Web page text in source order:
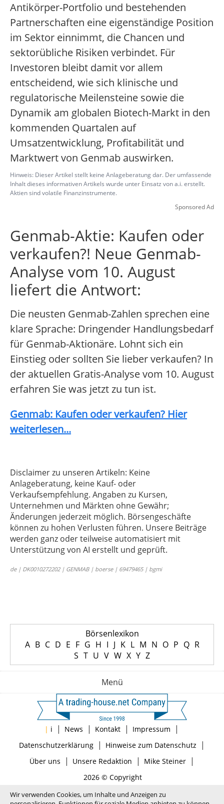
Antikörper-Portfolio und bestehenden
Partnerschaften eine eigenständige Position
im Sektor einnimmt, die Chancen und
sektorübliche Risiken verbindet. Für
Investoren bleibt damit vor allem
entscheidend, wie sich klinische und
regulatorische Meilensteine sowie die
Dynamik am globalen Biotech-Markt in den
kommenden Quartalen auf
Umsatzentwicklung, Profitabilität und
Marktwert von Genmab auswirken.
Hinweis: Dieser Artikel stellt keine Anlageberatung dar. Der umfassende
Inhalt dieses informativen Artikels wurde unter Einsatz von a.i. erstellt.
Aktien sind volatile Finanzinstrumente.
Sponsored Ad
Genmab-Aktie: Kaufen oder
verkaufen?! Neue Genmab-
Analyse vom 10. August
liefert die Antwort:
Die neusten Genmab-Zahlen sprechen eine
klare Sprache: Dringender Handlungsbedarf
für Genmab-Aktionäre. Lohnt sich ein
Einstieg oder sollten Sie lieber verkaufen? In
der aktuellen Gratis-Analyse vom 10. August
erfahren Sie was jetzt zu tun ist.
Genmab: Kaufen oder verkaufen? Hier
weiterlesen...
Disclaimer zu unseren Artikeln: Keine
Anlageberatung, keine Kauf- oder
Verkaufsempfehlung. Angaben zu Kursen,
Unternehmen und Märkten ohne Gewähr;
Änderungen jederzeit möglich. Börsengeschäfte
können zu hohen Verlusten führen. Unsere Beiträge
werden ganz oder teilweise automatisiert mit
Unterstützung von AI erstellt und geprüft.
de | DK0010272202 | GENMAB | boerse | 69479465 | bgmi
Börsenlexikon
A B C D E F G H I J K L M N O P Q R
S T U V W X Y Z
Menü
| i | News | Kontakt | Impressum |
Datenschutzerklärung| Hinweise zum Datenschutz |
Über uns | Unsere Redaktion | Mike Steiner|
2026 © Copyright
Wir verwenden Cookies, um Inhalte und Anzeigen zu